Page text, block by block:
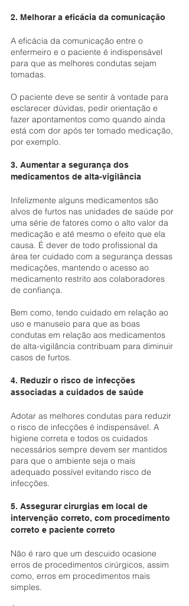
2. Melhorar a eficácia da comunicação
A eficácia da comunicação entre o
enfermeiro e o paciente é indispensável
para que as melhores condutas sejam
tomadas.
O paciente deve se sentir à vontade para
esclarecer dúvidas, pedir orientação e
fazer apontamentos como quando ainda
está com dor após ter tomado medicação,
por exemplo.
3. Aumentar a segurança dos
medicamentos de alta-vigilância
Infelizmente alguns medicamentos são
alvos de furtos nas unidades de saúde por
uma série de fatores como o alto valor da
medicação e até mesmo o efeito que ela
causa. É dever de todo profissional da
área ter cuidado com a segurança dessas
medicações, mantendo o acesso ao
medicamento restrito aos colaboradores
de confiança.
Bem como, tendo cuidado em relação ao
uso e manuseio para que as boas
condutas em relação aos medicamentos
de alta-vigilância contribuam para diminuir
casos de furtos.
4. Reduzir o risco de infecções
associadas a cuidados de saúde
Adotar as melhores condutas para reduzir
o risco de infecções é indispensável. A
higiene correta e todos os cuidados
necessários sempre devem ser mantidos
para que o ambiente seja o mais
adequado possível evitando risco de
infecções.
5. Assegurar cirurgias em local de
intervenção correto, com procedimento
correto e paciente correto
Não é raro que um descuido ocasione
erros de procedimentos cirúrgicos, assim
como, erros em procedimentos mais
simples.